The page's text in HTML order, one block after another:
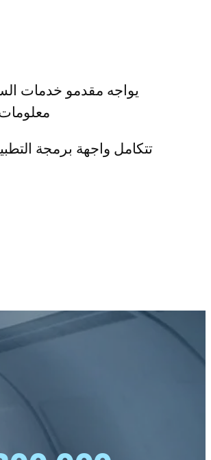
يواجه مقدمو خدمات